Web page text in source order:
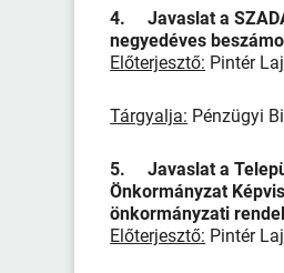
4. Javaslat a
negyedéves
Előterjesztő: Pintér
Tárgyalja: Pénzügyi
5. Javaslat a
Önkormányzat
önkormányzati
Előterjesztő: Pintér